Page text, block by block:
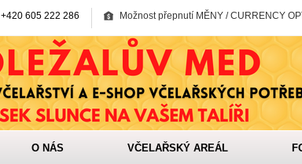
+420 605 222 286 Možnost přepnutí MĚNY / CURRENCY
O NÁS VČELAŘSKÝ AREÁL